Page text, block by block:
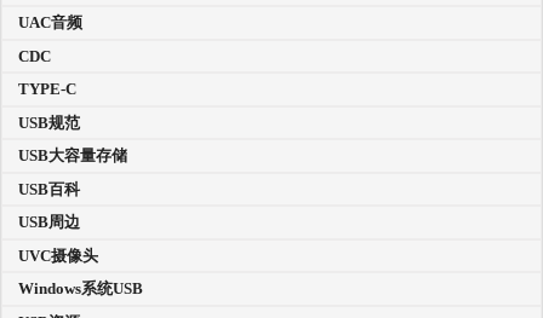
UAC音频
CDC
TYPE-C
USB规范
USB大容量存储
USB百科
USB周边
UVC摄像头
Windows系统USB